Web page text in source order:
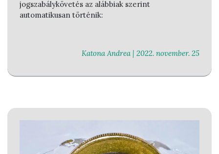
jogszabálykövetés az alábbiak szerint
automatikusan történik:
Katona Andrea | 2022. november. 25